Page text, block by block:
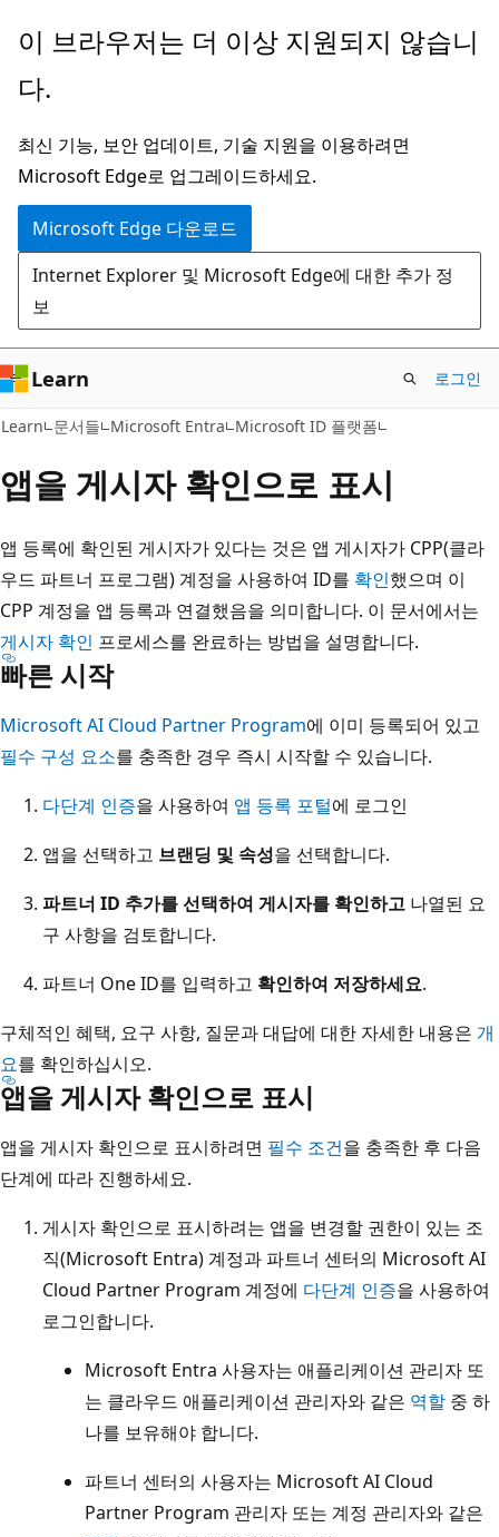
주
콘
츠
로
건
너
뛰
기
이 브라우저는 더 이상 지원되지 않습니
다.
최신 기능, 보안 업데이트, 기술 지원을 이용하려면
Microsoft Edge로 업그레이드하세요.
Microsoft Edge 다운로드
Internet Explorer 및 Microsoft Edge에 대한 추가 정
보
Learn 로그인
Learn 문서들 Microsoft Entra Microsoft ID 플랫폼
앱을 게시자 확인으로 표시
앱 등록에 확인된 게시자가 있다는 것은 앱 게시자가 CPP(클라
우드 파트너 프로그램) 계정을 사용하여 ID를 확인했으며 이
CPP 계정을 앱 등록과 연결했음을 의미합니다. 이 문서에서는
게시자 확인 프로세스를 완료하는 방법을 설명합니다.
빠른 시작
Microsoft AI Cloud Partner Program에 이미 등록되어 있고
필수 구성 요소를 충족한 경우 즉시 시작할 수 있습니다.
다단계 인증을 사용하여 앱 등록 포털에 로그인
앱을 선택하고 브랜딩 및 속성을 선택합니다.
파트너 ID 추가를 선택하여 게시자를 확인하고 나열된 요
구 사항을 검토합니다.
파트너 One ID를 입력하고 확인하여 저장하세요.
구체적인 혜택, 요구 사항, 질문과 대답에 대한 자세한 내용은 개
요를 확인하십시오.
앱을 게시자 확인으로 표시
앱을 게시자 확인으로 표시하려면 필수 조건을 충족한 후 다음
단계에 따라 진행하세요.
게시자 확인으로 표시하려는 앱을 변경할 권한이 있는 조
직(Microsoft Entra) 계정과 파트너 센터의 Microsoft AI
Cloud Partner Program 계정에 다단계 인증을 사용하여
로그인합니다.
Microsoft Entra 사용자는 애플리케이션 관리자 또
는 클라우드 애플리케이션 관리자와 같은 역할 중 하
나를 보유해야 합니다.
파트너 센터의 사용자는 Microsoft AI Cloud
Partner Program 관리자 또는 계정 관리자와 같은